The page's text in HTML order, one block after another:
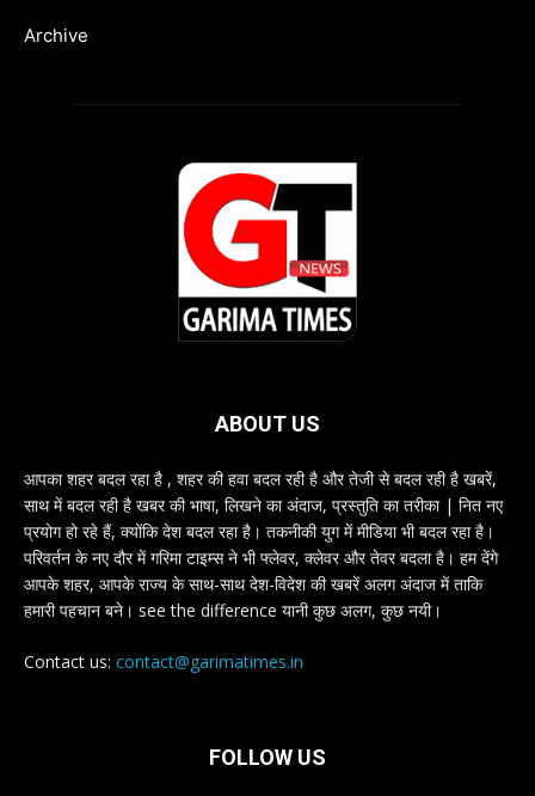
Archive
ABOUT US
आपका शहर बदल रहा है , शहर की हवा बदल रही है और तेजी से बदल रही है खबरें,
साथ में बदल रही है खबर की भाषा, लिखने का अंदाज, प्रस्तुति का तरीका | नित नए
प्रयोग हो रहे हैं, क्योंकि देश बदल रहा है। तकनीकी युग में मीडिया भी बदल रहा है।
परिवर्तन के नए दौर में गरिमा टाइम्स ने भी फ्लेवर, क्लेवर और तेवर बदला है। हम देंगे
आपके शहर, आपके राज्य के साथ-साथ देश-विदेश की खबरें अलग अंदाज में ताकि
हमारी पहचान बने। see the difference यानी कुछ अलग, कुछ नयी।
Contact us: contact@garimatimes.in
FOLLOW US